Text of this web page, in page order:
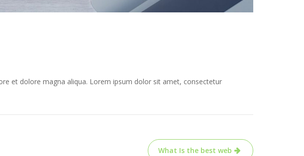
et dolore magna aliqua. Lorem ipsum dolor sit amet, consectetur
What Is the best web